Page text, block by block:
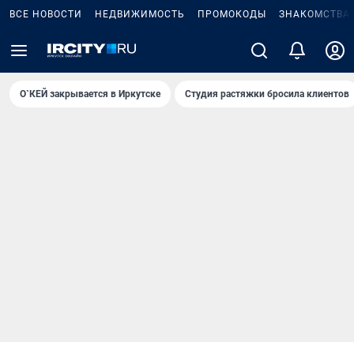
ВСЕ НОВОСТИ НЕДВИЖИМОСТЬ ПРОМОКОДЫ ЗНАКОМСТВА
О`КЕЙ закрывается в Иркутске Студия растяжки бросила клиентов